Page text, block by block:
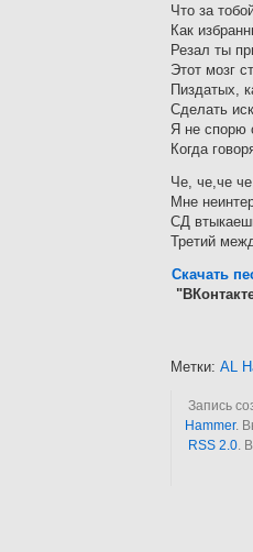
Что за
Как
Резал ты
Этот мозг
Пиздатых,
Сделать
Я не спорю
Когда
Че, че,че
Мне
СД
Третий
Скачать
Метки: AL
Запись
Hammer.
RSS 2.0.